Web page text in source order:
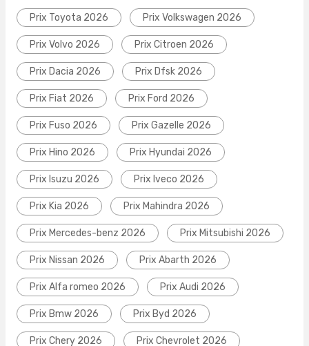
Prix Toyota 2026 Prix Volkswagen 2026
Prix Volvo 2026 Prix Citroen 2026
Prix Dacia 2026 Prix Dfsk 2026
Prix Fiat 2026 Prix Ford 2026
Prix Fuso 2026 Prix Gazelle 2026
Prix Hino 2026 Prix Hyundai 2026
Prix Isuzu 2026 Prix Iveco 2026
Prix Kia 2026 Prix Mahindra 2026
Prix Mercedes-benz 2026 Prix Mitsubishi 2026
Prix Nissan 2026 Prix Abarth 2026
Prix Alfa romeo 2026 Prix Audi 2026
Prix Bmw 2026 Prix Byd 2026
Prix Chery 2026 Prix Chevrolet 2026